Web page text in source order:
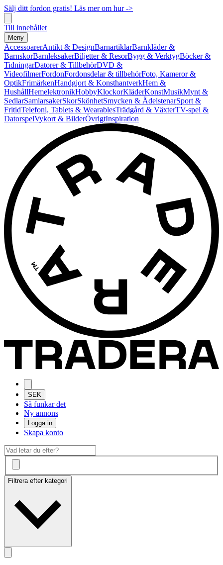
Sälj ditt fordon gratis! Läs mer om hur ->
Till innehållet
Meny
AccessoarerAntikt & DesignBarnartiklarBarnkläder &
BarnskorBarnleksakerBiljetter & ResorBygg & VerktygBöcker &
TidningarDatorer & TillbehörDVD &
VideofilmerFordonFordonsdelar & tillbehörFoto, Kameror &
OptikFrimärkenHandgjort & KonsthantverkHem &
HushållHemelektronikHobbyKlockorKläderKonstMusikMynt &
SedlarSamlarsakerSkorSkönhetSmycken & ÄdelstenarSport &
FritidTelefoni, Tablets & WearablesTrädgård & VäxterTV-spel &
DatorspelVykort & BilderÖvrigtInspiration
SEK
Så funkar det
Ny annons
Logga in
Skapa konto
Filtrera efter kategori